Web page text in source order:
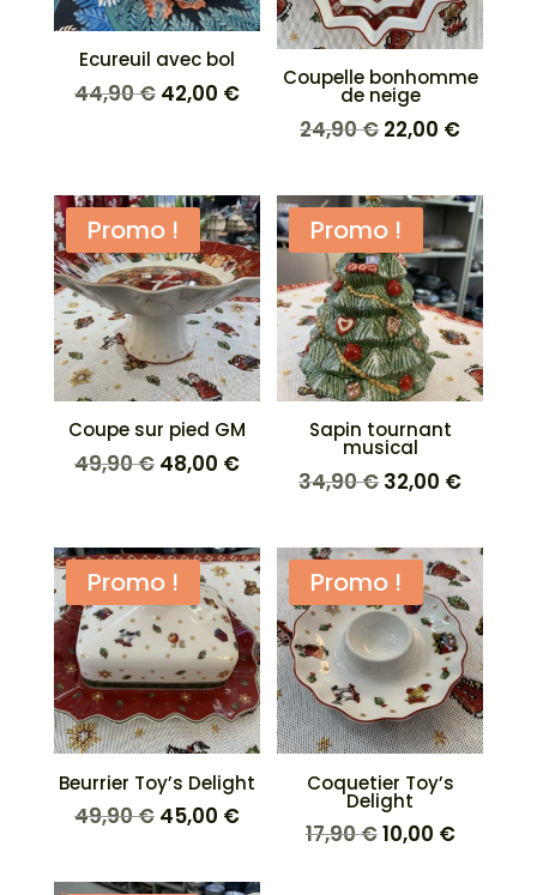
Ecureuil avec bol
44,90€ Le
44,90 €.
42,00 €Le
42,00 €.
Coupelle bonhomme
de neige
24,90€ Le
initial
était :
24,90 €.
22,00 €Le
actuel
est :
22,00
Promo !
Coupe sur pied GM
49,90€ Le
était :
49,90 €.
48,00 €Le
est :
48,00 €.
Promo !
Sapin tournant
musical
34,90€ Le
initial
était :
34,90 €.
32,00 €Le
actuel
est :
32,00
Promo !
Beurrier Toy’s Delight
49,90€ Le
initial
45,00 €Le
actuel
Promo !
Coquetier Toy’s
Delight
17,90€Le
10,00 €Le